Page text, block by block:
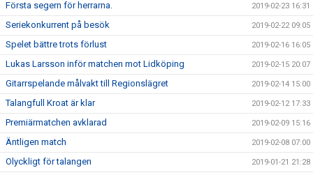
Första segern för herrarna. 2019-02-23 16:31
Seriekonkurrent på besök 2019-02-22 09:05
Spelet bättre trots förlust 2019-02-16 16:05
Lukas Larsson inför matchen mot Lidköping 2019-02-15 20:07
Gitarrspelande målvakt till Regionslägret 2019-02-14 15:00
Talangfull Kroat är klar 2019-02-12 17:33
Premiärmatchen avklarad 2019-02-09 15:16
Äntligen match 2019-02-08 07:00
Olyckligt för talangen 2019-01-21 21:28